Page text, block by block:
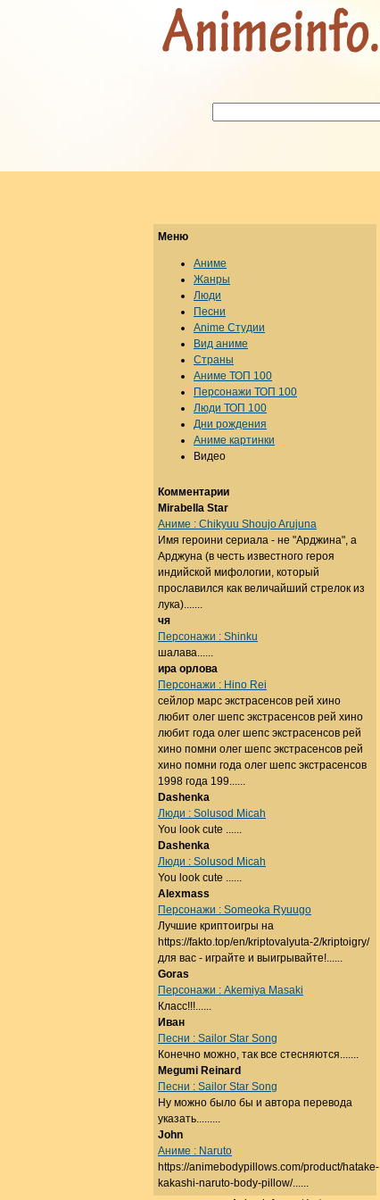
Меню
Аниме
Жанры
Люди
Песни
Anime Студии
Вид аниме
Страны
Аниме ТОП 100
Персонажи ТОП 100
Люди ТОП 100
Дни рождения
Аниме картинки
Видео
Комментарии
Mirabella Star
Аниме : Chikyuu Shoujo Arujuna
Имя героини сериала - не "Арджина", а
Арджуна (в честь известного героя
индийской мифологии, который
прославился как величайший стрелок из
лука).......
чя
Персонажи : Shinku
шалава......
ира орлова
Персонажи : Hino Rei
сейлор марс экстрасенсов рей хино
любит олег шепс экстрасенсов рей хино
любит года олег шепс экстрасенсов рей
хино помни олег шепс экстрасенсов рей
хино помни года олег шепс экстрасенсов
1998 года 199......
Dashenka
Люди : Solusod Micah
You look cute ......
Dashenka
Люди : Solusod Micah
You look cute ......
Alexmass
Персонажи : Someoka Ryuugo
Лучшие криптоигры на
https://fakto.top/en/kriptovalyuta-2/kriptoigry/
для вас - играйте и выигрывайте!......
Goras
Персонажи : Akemiya Masaki
Класс!!!......
Иван
Песни : Sailor Star Song
Конечно можно, так все стесняются.......
Megumi Reinard
Песни : Sailor Star Song
Ну можно было бы и автора перевода
указать.........
John
Аниме : Naruto
https://animebodypillows.com/product/hatake-
kakashi-naruto-body-pillow/......